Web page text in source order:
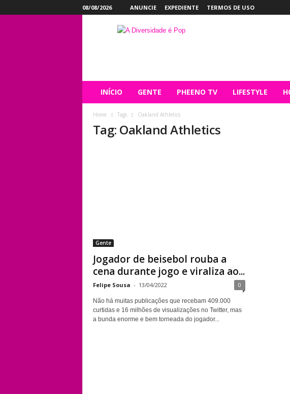
08/08/2026 ANUNCIE EXPEDIENTE TERMOS DE USO
INÍCIO GENTE PHEENO TV LIFESTYLE
Home Tags Oakland Athletics
Tag: Oakland Athletics
Gente
Jogador de beisebol rouba a
cena durante jogo e viraliza ao...
Felipe Sousa - 13/04/2022 0
Não há muitas publicações que recebam 409.000
curtidas e 16 milhões de visualizações no Twitter, mas
a bunda enorme e bem torneada do jogador...